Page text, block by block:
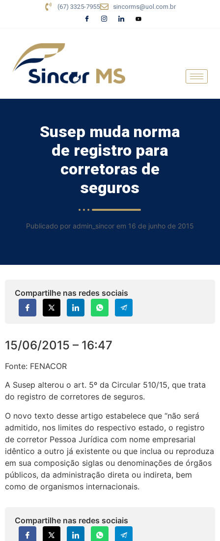
(67) 3325-7955 sincorms@uol.com.br
Susep muda norma
de registro para
corretoras de
seguros
Publicado por admin_sincor em 16 de junho de 2015
Compartilhe nas redes sociais
15/06/2015 – 16:47
Fonte: FENACOR
A Susep alterou o art. 5º da Circular 510/15, que trata
do registro de corretores de seguros.
O novo texto desse artigo estabelece que “não será
admitido, nos limites do respectivo estado, o registro
de corretor Pessoa Jurídica com nome empresarial
idêntico a outro já existente ou que inclua ou reproduza
em sua composição siglas ou denominações de órgãos
públicos, da administração direta ou indireta, bem
como de organismos internacionais.
Compartilhe nas redes sociais